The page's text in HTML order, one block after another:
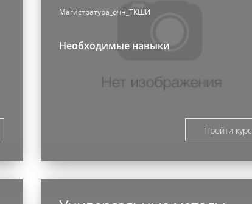
Магистратура_очн_ТКШИ
Необходимые навыки
Пройти курс